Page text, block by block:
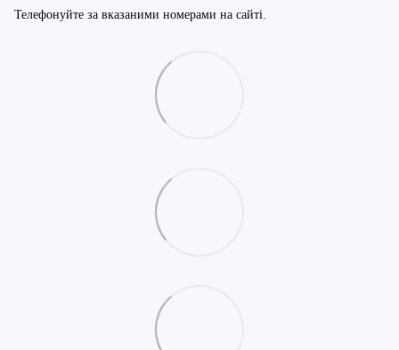
Телефонуйте за вказаними номерами на сайті.